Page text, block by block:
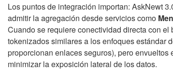
Los puntos de integración importan: AskNewt
admitir la agregación desde servicios como
Cuando se requiere conectividad directa con
tokenizados similares a los enfoques estándar
proporcionan enlaces seguros), pero
minimizar la exposición lateral de los datos.